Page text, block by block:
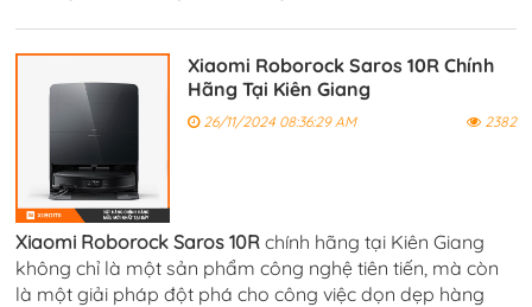
Xiaomi Roborock Saros 10R Chính
Hãng Tại Kiên Giang
26/11/2024 08:36:29 AM 2382
Xiaomi Roborock Saros 10R chính hãng tại Kiên Giang
không chỉ là một sản phẩm công nghệ tiên tiến, mà còn
là một giải pháp đột phá cho công việc dọn dẹp hàng